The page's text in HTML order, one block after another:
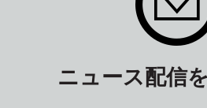
ニュース配信